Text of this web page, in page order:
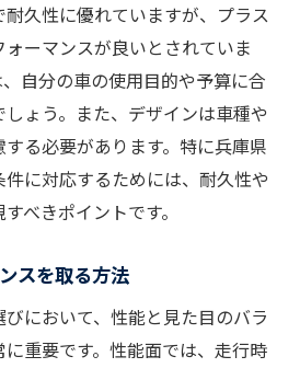
ておくべきこと
：車ホイールカバーで快適な
能の違いを理解する
素材の選び方
のしやすさを考慮した選び方
材の特徴
ブに繋がる素材選び
びで知っておくべき最新トレ
久性に優れていますが、プラス
ーマンスが良いとされていま
自分の車の使用目的や予算に合
ょう。また、デザインは車種や
る必要があります。特に兵庫県
に対応するためには、耐久性や
べきポイントです。
スを取る方法
において、性能と見た目のバラ
重要です。性能面では、走行時